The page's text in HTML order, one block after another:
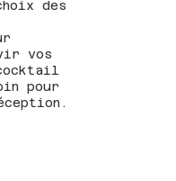
des
vos
pour